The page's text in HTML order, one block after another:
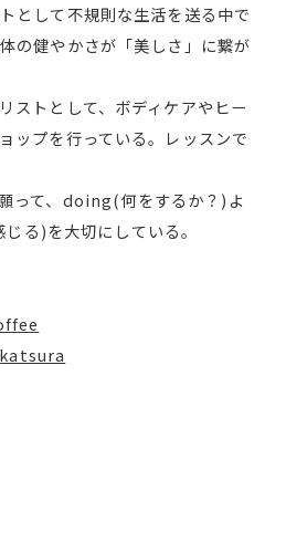
として不規則な生活を送る中で
の健やかさが「美しさ」に繋が
ストとして、ボディケアやヒー
ップを行っている。レッスンで
って、doing(何をするか？)よ
る)を大切にしている。